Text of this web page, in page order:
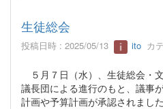
生徒総会
投稿日時 : 2025/05/13 ito カ
５月７日（水）、生徒総会・
議長団による進行のもと、議事
計画や予算計画が承認されました